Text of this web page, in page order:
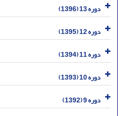
دوره 13 (1396)
دوره 12 (1395)
دوره 11 (1394)
دوره 10 (1393)
دوره 9 (1392)